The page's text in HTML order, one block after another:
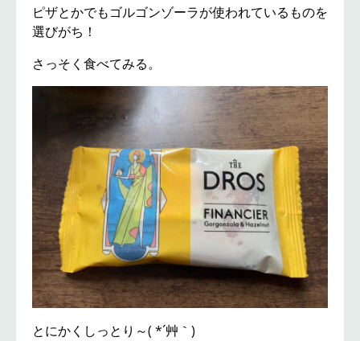
ピザとかでもゴルゴンゾーラが使われているものを
選びがち！
さっそく食べてみる。
とにかくしっとり～( *´艸｀)